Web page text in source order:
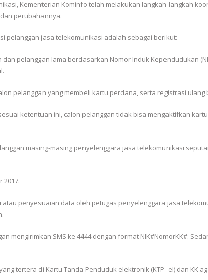
Kementerian Kominfo telah melakukan langkah-langkah
perubahannya.
pelanggan jasa telekomunikasi adalah sebagai berikut:
pelanggan lama berdasarkan Nomor Induk Kependudukan
pelanggan yang membeli kartu perdana, serta registrasi ulang
ketentuan ini, calon pelanggan tidak bisa mengaktifkan
masing-masing penyelenggara jasa telekomunikasi
2017.
penyesuaian data oleh petugas penyelenggara jasa
mengirimkan SMS ke 4444 dengan format NIK#NomorKK#.
tertera di Kartu Tanda Penduduk elektronik (KTP–el) dan KK